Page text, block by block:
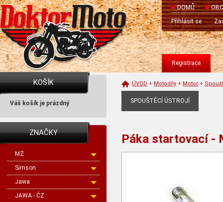
DOMŮ
Přihlásit se
Registrace
KOŠÍK
Váš košík je prázdný
ZNAČKY
MZ
Simson
Jawa
JAWA - ČZ
ÚVOD + Motodíly + Motor +
SPOUŠTĚCÍ ÚSTROJÍ
Páka startovací -